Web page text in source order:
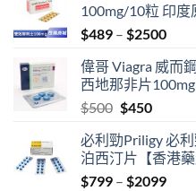
100mg/10粒 印度
$489 – $2500Price
$489
偉哥 Viagra 威而
西地那非片
$500 Original
was:
$500.
$450Current
is:
$450.
必利勁Priligy 必
泊西汀片【香港藥
$799 – $2099Price